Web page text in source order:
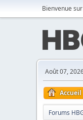
Bienvenue sur
Août 07,
Accueil
Forums